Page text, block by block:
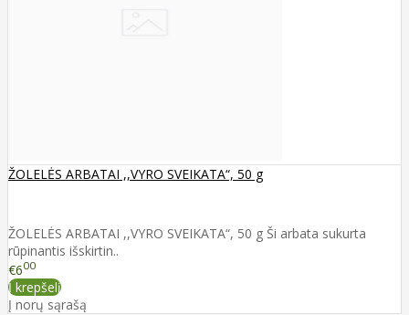
ŽOLELĖS ARBATAI ,,VYRO SVEIKATA“, 50 g
ŽOLELĖS ARBATAI ,,VYRO SVEIKATA“, 50 g Ši arbata sukurta
rūpinantis išskirtin..
€600
Į krepšelį
Į norų sąrašą